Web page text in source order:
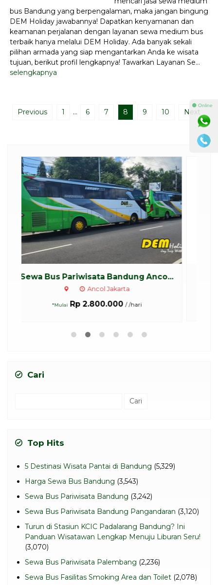
bus Bandung yang berpengalaman, maka jangan bingung
DEM Holiday jawabannya! Dapatkan kenyamanan dan
keamanan perjalanan dengan layanan sewa medium bus
terbaik hanya melalui DEM Holiday. Ada banyak sekali
pilihan armada yang siap mengantarkan Anda ke wisata
tujuan, berikut profil lengkapnya! Tawarkan Layanan Se...
selengkapnya
Previous 1 … 6 7 8 9 10 Next
Sewa Bus Medium 31 Seat
Harga Hubungi Kami
Cari
Top Hits
5 Destinasi Wisata Pantai di Bandung (5,329)
Harga Sewa Bus Bandung (3,543)
Sewa Bus Pariwisata Bandung (3,242)
Sewa Bus Pariwisata Bandung Pangandaran (3,120)
Turun di Stasiun KCIC Padalarang Bandung? Ini
Panduan Wisatawan Lengkap Menuju Liburan Seru!
(3,070)
Sewa Bus Pariwisata Palembang (2,236)
Sewa Bus Fasilitas Smoking Area dan Toilet (2,078)
⚫ Online